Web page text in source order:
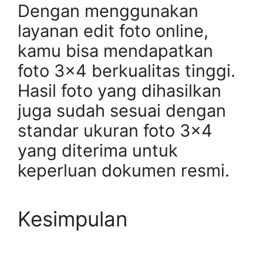
Dengan menggunakan
layanan edit foto online,
kamu bisa mendapatkan
foto 3×4 berkualitas tinggi.
Hasil foto yang dihasilkan
juga sudah sesuai dengan
standar ukuran foto 3×4
yang diterima untuk
keperluan dokumen resmi.
Kesimpulan